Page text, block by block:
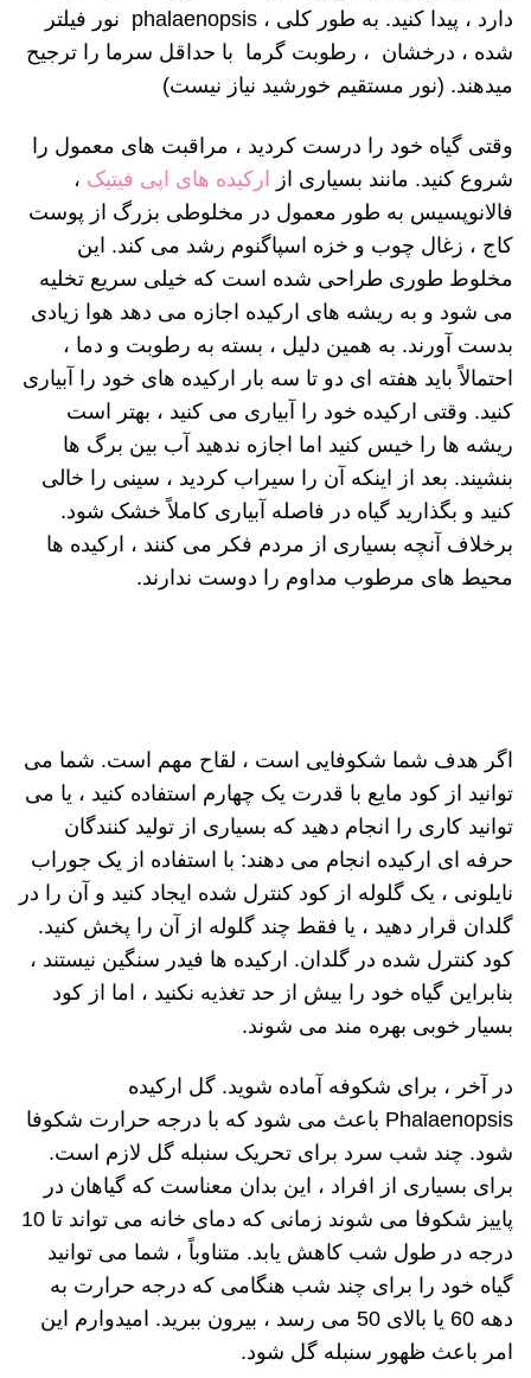
دارد ، پیدا کنید. به طور کلی ، phalaenopsis نور فیلتر
شده ، درخشان ، رطوبت گرما با حداقل سرما را ترجیح
میدهند. (نور مستقیم خورشید نیاز نیست)
وقتی گیاه خود را درست کردید ، مراقبت های معمول را
شروع کنید. مانند بسیاری از
ارکیده های اپی فیتیک ،
فالانوپسیس به طور معمول در مخلوطی بزرگ از پوست
کاج ، زغال چوب و خزه اسپاگنوم رشد می کند. این
مخلوط طوری طراحی شده است که خیلی سریع تخلیه
می شود و به ریشه های ارکیده اجازه می دهد هوا زیادی
بدست آورند. به همین دلیل ، بسته به رطوبت و دما ،
احتمالاً باید هفته ای دو تا سه بار ارکیده های خود را آبیاری
کنید. وقتی ارکیده خود را آبیاری می کنید ، بهتر است
ریشه ها را خیس کنید اما اجازه ندهید آب بین برگ ها
بنشیند. بعد از اینکه آن را سیراب کردید ، سینی را خالی
کنید و بگذارید گیاه در فاصله آبیاری کاملاً خشک شود.
برخلاف آنچه بسیاری از مردم فکر می کنند ، ارکیده ها
محیط های مرطوب مداوم را دوست ندارند.
اگر هدف شما شکوفایی است ، لقاح مهم است. شما می
توانید از کود مایع با قدرت یک چهارم استفاده کنید ، یا می
توانید کاری را انجام دهید که بسیاری از تولید کنندگان
حرفه ای ارکیده انجام می دهند: با استفاده از یک جوراب
نایلونی ، یک گلوله از کود کنترل شده ایجاد کنید و آن را در
گلدان قرار دهید ، یا فقط چند گلوله از آن را پخش کنید.
کود کنترل شده در گلدان. ارکیده ها فیدر سنگین نیستند ،
بنابراین گیاه خود را بیش از حد تغذیه نکنید ، اما از کود
بسیار خوبی بهره مند می شوند.
در آخر ، برای شکوفه آماده شوید. گل ارکیده
Phalaenopsis باعث می شود که با درجه حرارت شکوفا
شود. چند شب سرد برای تحریک سنبله گل لازم است.
برای بسیاری از افراد ، این بدان معناست که گیاهان در
پاییز شکوفا می شوند زمانی که دمای خانه می تواند تا 10
درجه در طول شب کاهش یابد. متناوباً ، شما می توانید
گیاه خود را برای چند شب هنگامی که درجه حرارت به
دهه 60 یا بالای 50 می رسد ، بیرون ببرید. امیدوارم این
امر باعث ظهور سنبله گل شود.